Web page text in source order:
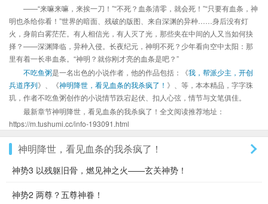
——“来嘛来嘛，来挨一刀！”“不死？血条清零，就会死！”“只要有血条，神
明也杀给你看！”世界的暗面、残破的版图、来自深渊的异种……身后没有灯
火，身前白雾茫茫。有人相信光，有人灭了光，那些夹在中间的人又当如何抉
择？——深渊降临，异种入侵。长夜纪元，神明不死？少年看向空中太阳：那
里有着一长串血条。“神明？就你刚才亮的血条是吧？”
不吃鱼粥是一名出色的小说作者，他的作品包括：《我，帮派少主，开创
兵道序列》、《神明降世，看见血条的我杀疯了！ 》、等，本本精品，字字珠
玑，作者不吃鱼粥创作的小说情节跌宕起伏、扣人心弦，情节与文笔俱佳。
最新章节神明降世，看见血条的我杀疯了！全文阅读推荐地址：
https://m.tushumi.cc/info-193091.html
神明降世，看见血条的我杀疯了！
神势3 以残躯旧骨，燃见神之火——玄关神势！
神势2 两尊？五尊神眷！